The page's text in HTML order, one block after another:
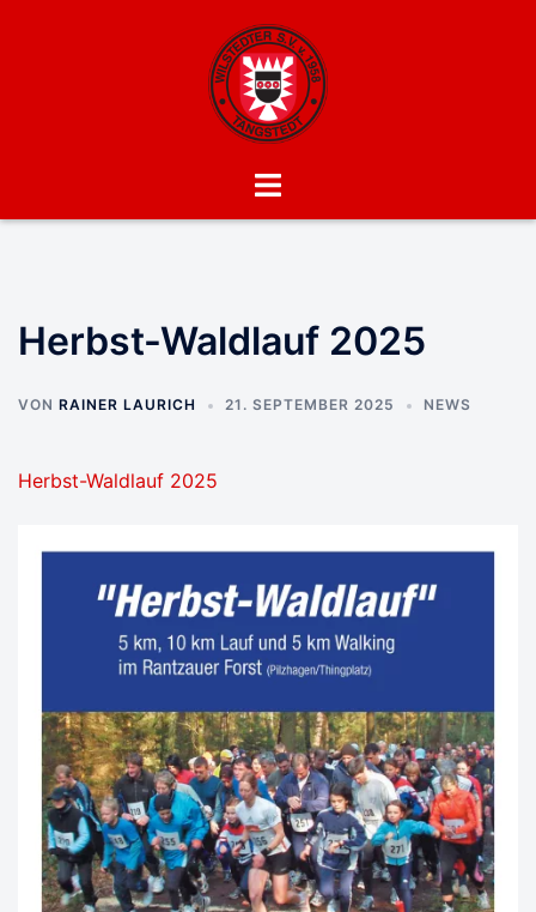
Menü
Herbst-Waldlauf 2025
VON RAINER LAURICH 21. SEPTEMBER 2025 NEWS
Herbst-Waldlauf 2025